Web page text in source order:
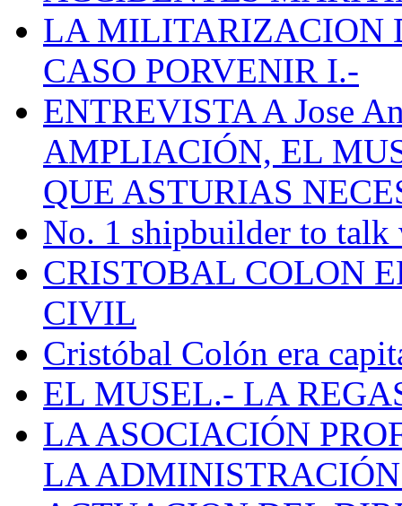
LA MILITARIZACION
CASO PORVENIR I.-
ENTREVISTA A Jose
AMPLIACIÓN, EL
QUE ASTURIAS
No. 1 shipbuilder to talk
CRISTOBAL COLON
CIVIL
Cristóbal Colón era
EL MUSEL.- LA
LA ASOCIACIÓN
LA